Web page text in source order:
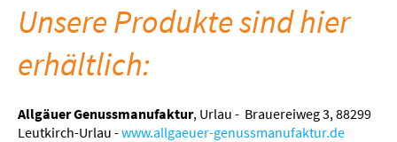
Unsere Produkte sind hier
erhältlich:
Allgäuer Genussmanufaktur, Urlau - Brauereiweg 3, 88299
Leutkirch-Urlau -www.allgaeuer-genussmanufaktur.de